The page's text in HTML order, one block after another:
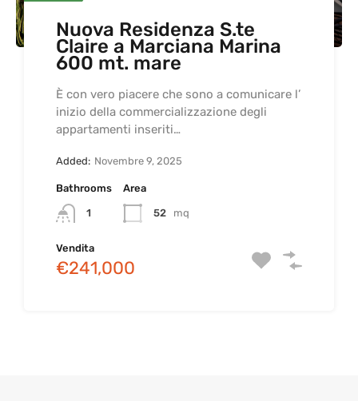
Nuova Residenza S.te
Claire a Marciana Marina
600 mt. mare
È con vero piacere che sono a comunicare l’
inizio della commercializzazione degli
appartamenti inseriti…
Added: Novembre 9, 2025
Bathrooms
1
Area
52 mq
Vendita
€241,000
Trilocale ristrutturato in
Piazzetta del Fico al
Cotone – Marciana Marina
Added:
Bedrooms
1
Bathrooms
1
Vendita
€240,000
Ampio e luminoso
appartamento a 50 metri
dal lungomare di Marciana
Bedrooms Bathrooms
€350,000
Centro storico di
Portoferraio suggestivo
appartamento con vista
Bedrooms Bathrooms
€550,000